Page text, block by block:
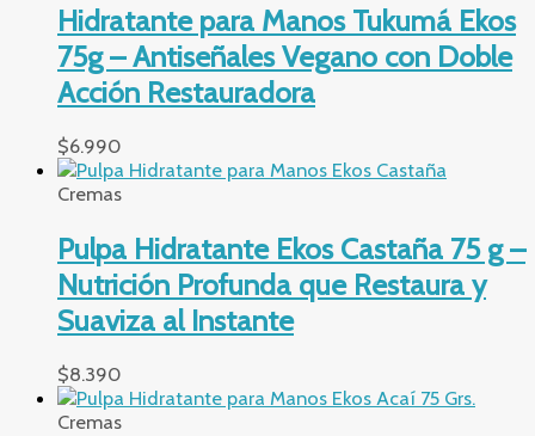
Hidratante para Manos Tukumá Ekos
75g – Antiseñales Vegano con Doble
Acción Restauradora
$6.990
Cremas
Pulpa Hidratante Ekos Castaña 75 g –
Nutrición Profunda que Restaura y
Suaviza al Instante
$8.390
Cremas